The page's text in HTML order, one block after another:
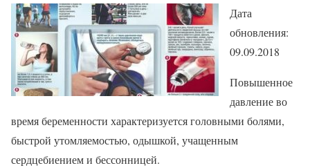
Дата
обновления:
09.09.2018
Повышенное
давление во
время беременности характеризуется головными болями,
быстрой утомляемостью, одышкой, учащенным
сердцебиением и бессонницей.